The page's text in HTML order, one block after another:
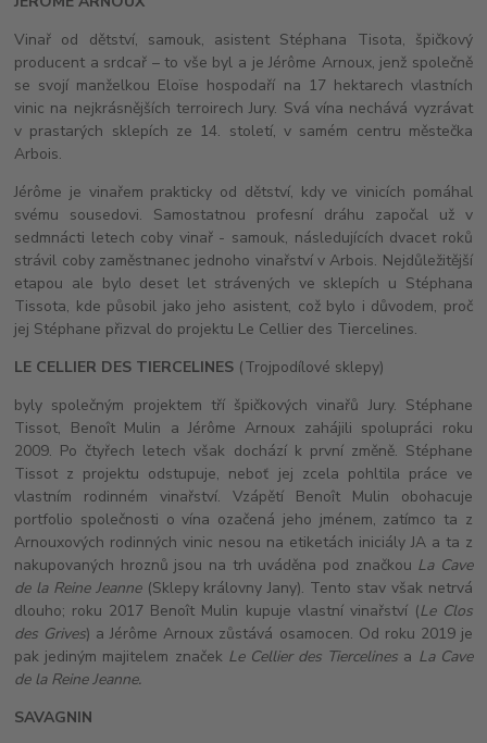
Vinař od dětství, samouk, asistent Stéphana Tisota, špičkový
producent a srdcař – to vše byl a je Jérôme Arnoux, jenž společně
se svojí manželkou Eloïse hospodaří na 17 hektarech vlastních
vinic na nejkrásnějších terroirech Jury. Svá vína nechává vyzrávat
v prastarých sklepích ze 14. století, v samém centru městečka
Arbois.
Jérôme je vinařem prakticky od dětství, kdy ve vinicích pomáhal
svému sousedovi. Samostatnou profesní dráhu započal už v
sedmnácti letech coby vinař - samouk, následujících dvacet roků
strávil coby zaměstnanec jednoho vinařství v Arbois. Nejdůležitější
etapou ale bylo deset let strávených ve sklepích u Stéphana
Tissota, kde působil jako jeho asistent, což bylo i důvodem, proč
jej Stéphane přizval do projektu Le Cellier des Tiercelines.
LE CELLIER DES TIERCELINES (Trojpodílové sklepy)
byly společným projektem tří špičkových vinařů Jury. Stéphane
Tissot, Benoît Mulin a Jérôme Arnoux zahájili spolupráci roku
2009. Po čtyřech letech však dochází k první změně. Stéphane
Tissot z projektu odstupuje, neboť jej zcela pohltila práce ve
vlastním rodinném vinařství. Vzápětí Benoît Mulin obohacuje
portfolio společnosti o vína ozačená jeho jménem, zatímco ta z
Arnouxových rodinných vinic nesou na etiketách iniciály JA a ta z
nakupovaných hroznů jsou na trh uváděna pod značkou La Cave
de la Reine Jeanne(Sklepy královny Jany). Tento stav však netrvá
dlouho; roku 2017 Benoît Mulin kupuje vlastní vinařství (Le Clos
des Grives) a Jérôme Arnoux zůstává osamocen. Od roku 2019 je
pak jediným majitelem značek Le Cellier des Tiercelines a La Cave
de la Reine Jeanne.
SAVAGNIN